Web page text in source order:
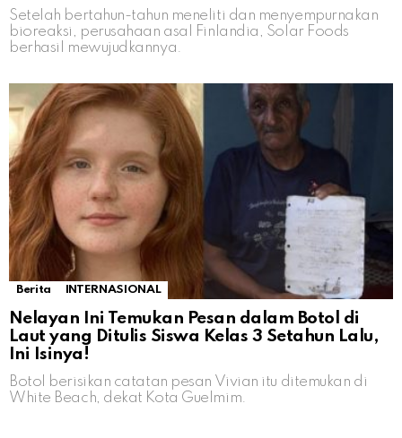
Setelah bertahun-tahun meneliti dan menyempurnakan
bioreaksi, perusahaan asal Finlandia, Solar Foods
berhasil mewujudkannya.
Berita INTERNASIONAL
Nelayan Ini Temukan Pesan dalam Botol di
Laut yang Ditulis Siswa Kelas 3 Setahun Lalu,
Ini Isinya!
Botol berisikan catatan pesan Vivian itu ditemukan di
White Beach, dekat Kota Guelmim.